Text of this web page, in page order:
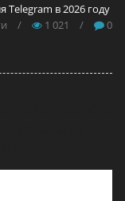
Telegram в 2026 году
/ 1 021 / 0